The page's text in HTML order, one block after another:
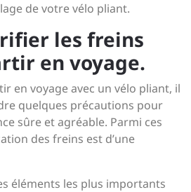
de votre vélo pliant.
les freins
en voyage.
en voyage avec un vélo pliant, il
quelques précautions pour
sûre et agréable. Parmi ces
des freins est d’une
éléments les plus importants